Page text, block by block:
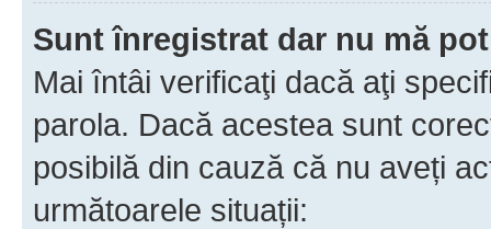
Sunt înregistrat dar nu mă
Mai întâi verificaţi dacă aţi
parola. Dacă acestea sunt
posibilă din cauză că nu aveți
următoarele situații: